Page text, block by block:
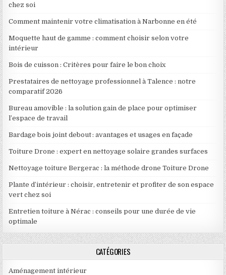
chez soi
Comment maintenir votre climatisation à Narbonne en été
Moquette haut de gamme : comment choisir selon votre
intérieur
Bois de cuisson : Critères pour faire le bon choix
Prestataires de nettoyage professionnel à Talence : notre
comparatif 2026
Bureau amovible : la solution gain de place pour optimiser
l’espace de travail
Bardage bois joint debout : avantages et usages en façade
Toiture Drone : expert en nettoyage solaire grandes surfaces
Nettoyage toiture Bergerac : la méthode drone Toiture Drone
Plante d’intérieur : choisir, entretenir et profiter de son espace
vert chez soi
Entretien toiture à Nérac : conseils pour une durée de vie
optimale
CATÉGORIES
Aménagement intérieur